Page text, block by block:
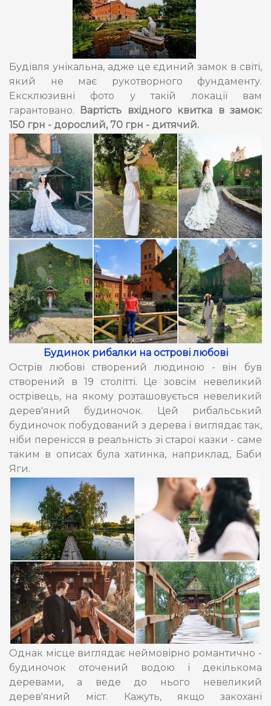
Будівля унікальна, адже це єдиний замок в світі,
який не має рукотворного фундаменту.
Ексклюзивні фото у такій локації вам
гарантовано.
Вартість вхідного квитка в замок:
150 грн - дорослий, 70 грн - дитячий.
Будинок рибалки на острові любові
Острів любові створений людиною - він був
створений в 19 столітті. Це зовсім невеликий
острівець, на якому розташовується невеликий
дерев'яний будиночок. Цей рибальський
будиночок побудований з дерева і виглядає так,
ніби перенісся в реальність зі старої казки - саме
таким в описах була хатинка, наприклад, Баби
Яги.
Однак місце виглядає неймовірно романтично -
будиночок оточений водою і декількома
деревами, а веде до нього невеликий
дерев'яний міст. Кажуть, якщо закохані